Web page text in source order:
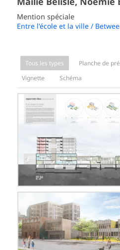
Mention spéciale
Entre l'école et la ville /
Tous les types Planche de
Vignette
Schéma